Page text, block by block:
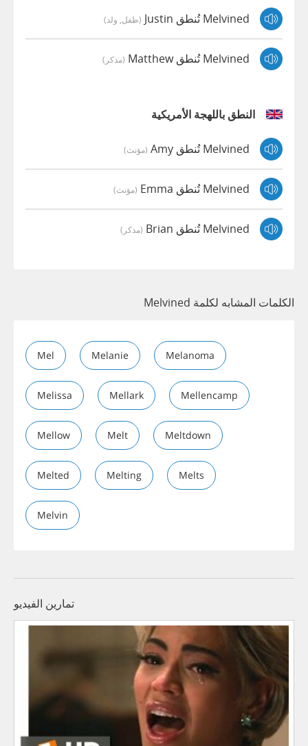
Melvined تُنطق Justin (طفل, ولد)
Melvined تُنطق Matthew (مذكر)
النطق باللهجة الأمريكية
Melvined تُنطق Amy (مؤنث)
Melvined تُنطق Emma (مؤنث)
Melvined تُنطق Brian (مذكر)
الكلمات المشابه لكلمة Melvined
Mel Melanie Melanoma
Melissa Mellark Mellencamp
Mellow Melt Meltdown
Melted Melting Melts
Melvin
تمارين الفيديو